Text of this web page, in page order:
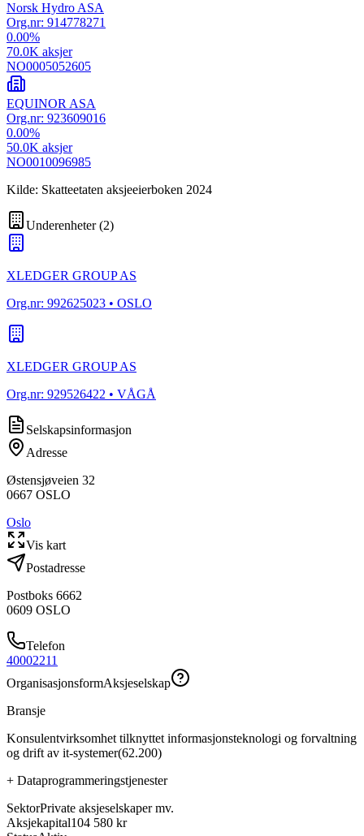
Norsk Hydro ASA
Org.nr: 914778271
0.00%
70.0K aksjer
NO0005052605
EQUINOR ASA
Org.nr: 923609016
0.00%
50.0K aksjer
NO0010096985
Kilde: Skatteetaten aksjeeierboken 2024
Underenheter(2)
XLEDGER GROUP AS
Org.nr: 992625023 • OSLO
XLEDGER GROUP AS
Org.nr: 929526422 • VÅGÅ
Selskapsinformasjon
Adresse
Østensjøveien 32
0667 OSLO
Oslo
Vis kart
Postadresse
Postboks 6662
0609 OSLO
Telefon
40002211
OrganisasjonsformAksjeselskap
Bransje
Konsulentvirksomhet tilknyttet informasjonsteknologi og forvaltning
og drift av it-systemer(62.200)
+ Dataprogrammeringstjenester
SektorPrivate aksjeselskaper mv.
Aksjekapital104 580 kr